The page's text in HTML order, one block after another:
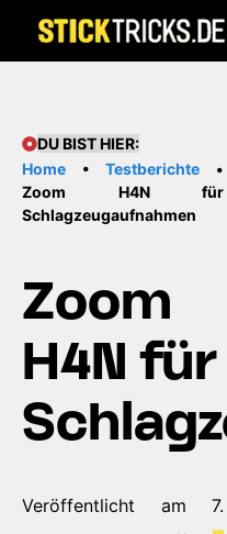
DU BIST HIER:
Home •Testberichte •
Zoom H4N für
Schlagzeugaufnahmen
Zoom
H4N für
Veröffentlicht am 7.